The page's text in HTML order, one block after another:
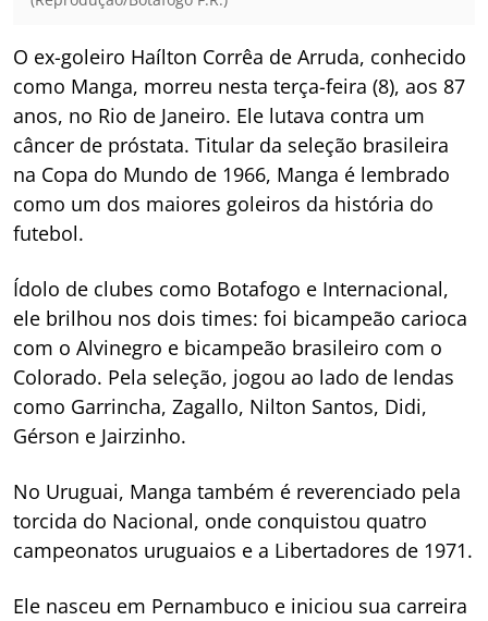
O ex-goleiro Haílton Corrêa de Arruda, conhecido
como Manga, morreu nesta terça-feira (8), aos 87
anos, no Rio de Janeiro. Ele lutava contra um
câncer de próstata. Titular da seleção brasileira
na Copa do Mundo de 1966, Manga é lembrado
como um dos maiores goleiros da história do
futebol.
Ídolo de clubes como Botafogo e Internacional,
ele brilhou nos dois times: foi bicampeão carioca
com o Alvinegro e bicampeão brasileiro com o
Colorado. Pela seleção, jogou ao lado de lendas
como Garrincha, Zagallo, Nilton Santos, Didi,
Gérson e Jairzinho.
No Uruguai, Manga também é reverenciado pela
torcida do Nacional, onde conquistou quatro
campeonatos uruguaios e a Libertadores de 1971.
Ele nasceu em Pernambuco e iniciou sua carreira